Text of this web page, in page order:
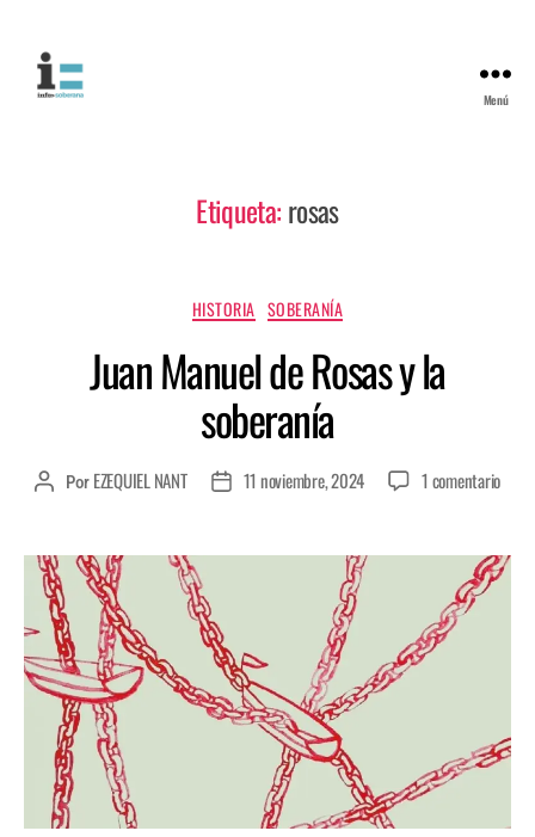
Menú
Etiqueta:rosas
HISTORIA SOBERANÍA
Juan Manuel de Rosas y la
soberanía
Por EZEQUIEL NANT 11 noviembre, 2024 1 comentario